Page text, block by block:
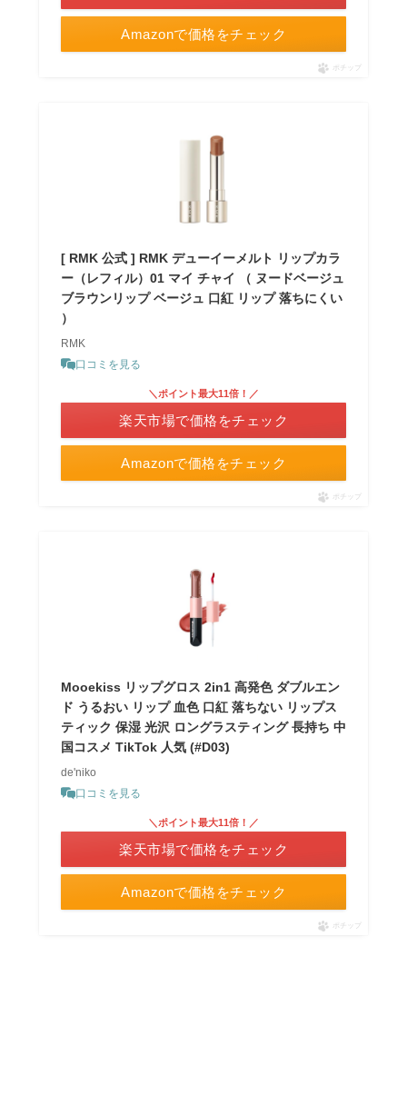
Amazonで価格をチェック
ポチップ
[ RMK 公式 ] RMK デューイーメルト リップカラ
ー（レフィル）01 マイ チャイ （ ヌードベージュ
ブラウンリップ ベージュ 口紅 リップ 落ちにくい
）
RMK
口コミを見る
Amazonで価格をチェック
＼ポイント最大11倍！／
楽天市場で価格をチェック
ポチップ
Mooekiss リップグロス 2in1 高発色 ダブルエン
ド うるおい リップ 血色 口紅 落ちない リップス
ティック 保湿 光沢 ロングラスティング 長持ち 中
国コスメ TikTok 人気 (#D03)
de'niko
口コミを見る
Amazonで価格をチェック
＼ポイント最大11倍！／
楽天市場で価格をチェック
ポチップ